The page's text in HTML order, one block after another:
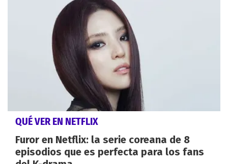
QUÉ VER EN NETFLIX
Furor en Netflix: la serie coreana de 8
episodios que es perfecta para los fans